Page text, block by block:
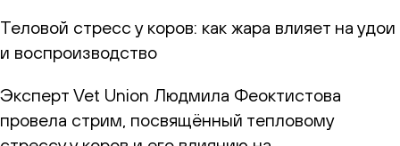
Теловой стресс у коров: как жара влияет на удои
и воспроизводство
Эксперт Vet Union Людмила Феоктистова
провела стрим, посвящённый тепловому